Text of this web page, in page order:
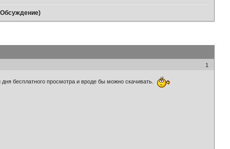
1
бесплатного просмотра и вроде бы можно скачивать.